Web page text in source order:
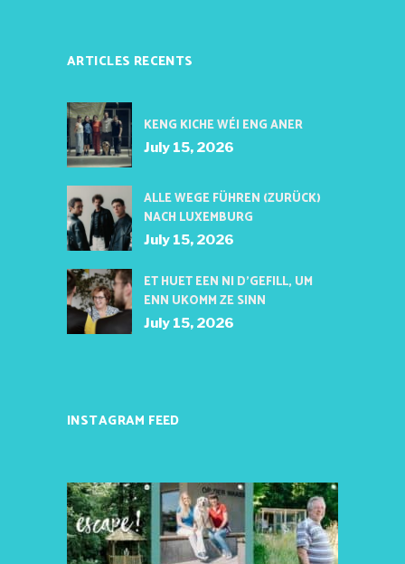
ARTICLES RECENTS
KENG KICHE WÉI ENG ANER
July 15, 2026
ALLE WEGE FÜHREN (ZURÜCK)
NACH LUXEMBURG
July 15, 2026
ET HUET EEN NI D’GEFILL, UM
ENN UKOMM ZE SINN
July 15, 2026
INSTAGRAM FEED